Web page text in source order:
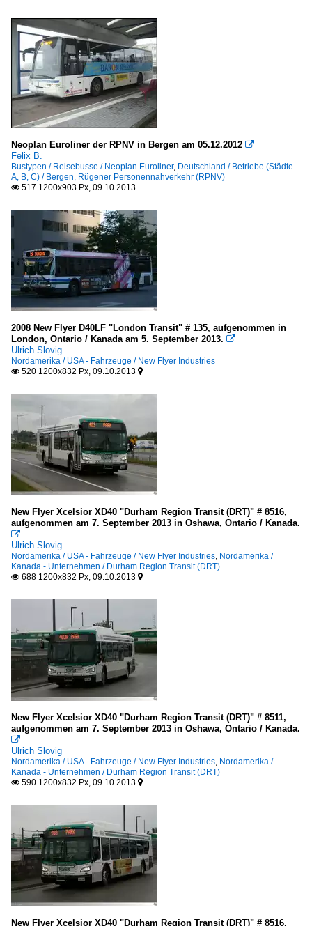
Neoplan Euroliner der RPNV in Bergen am 05.12.2012 
Felix B.
Bustypen / Reisebusse / Neoplan Euroliner, Deutschland / Betriebe (Städte
A, B, C) / Bergen, Rügener Personennahverkehr (RPNV)
 517 1200x903 Px, 09.10.2013
2008 New Flyer D40LF "London Transit" # 135, aufgenommen in
London, Ontario / Kanada am 5. September 2013. 
Ulrich Slovig
Nordamerika / USA - Fahrzeuge / New Flyer Industries
 520 1200x832 Px, 09.10.2013 
New Flyer Xcelsior XD40 "Durham Region Transit (DRT)" # 8516,
aufgenommen am 7. September 2013 in Oshawa, Ontario / Kanada.

Ulrich Slovig
Nordamerika / USA - Fahrzeuge / New Flyer Industries, Nordamerika /
Kanada - Unternehmen / Durham Region Transit (DRT)
 688 1200x832 Px, 09.10.2013 
New Flyer Xcelsior XD40 "Durham Region Transit (DRT)" # 8511,
aufgenommen am 7. September 2013 in Oshawa, Ontario / Kanada.

Ulrich Slovig
Nordamerika / USA - Fahrzeuge / New Flyer Industries, Nordamerika /
Kanada - Unternehmen / Durham Region Transit (DRT)
 590 1200x832 Px, 09.10.2013 
New Flyer Xcelsior XD40 "Durham Region Transit (DRT)" # 8516,